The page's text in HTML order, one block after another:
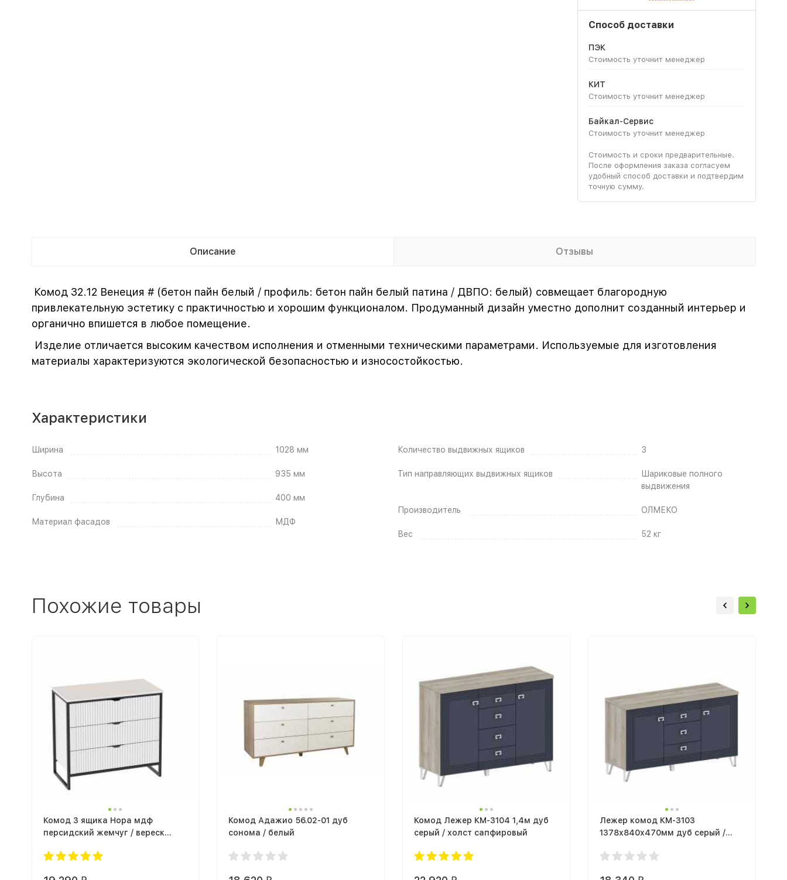
Способ доставки
ПЭК
Стоимость уточнит менеджер
КИТ
Стоимость уточнит менеджер
Байкал-Сервис
Стоимость уточнит менеджер
Стоимость и сроки предварительные.
После оформления заказа согласуем
удобный способ доставки и подтвердим
точную сумму.
Описание Отзывы
Комод 32.12 Венеция # (бетон пайн белый / профиль: бетон пайн белый патина / ДВПО: белый) совмещает благородную
привлекательную эстетику с практичностью и хорошим функционалом. Продуманный дизайн уместно дополнит созданный интерьер и
органично впишется в любое помещение.
Изделие отличается высоким качеством исполнения и отменными техническими параметрами. Используемые для изготовления
материалы характеризуются экологической безопасностью и износостойкостью.
Характеристики
Ширина 1028 мм
Высота 935 мм
Глубина 400 мм
Материал фасадов МДФ
Количество выдвижных ящиков 3
Тип направляющих выдвижных ящиков
Шариковые полного
выдвижения
Производитель ОЛМЕКО
Вес 52 кг
Похожие товары
Комод 3 ящика Нора мдф
персидский жемчуг / вереск
Комод Адажио 56.02-01 дуб
сонома / белый
Комод Лежер КМ-3104 1,4м дуб
серый / холст сапфировый
Лежер комод КМ-3103
1378x840x470мм дуб серый /